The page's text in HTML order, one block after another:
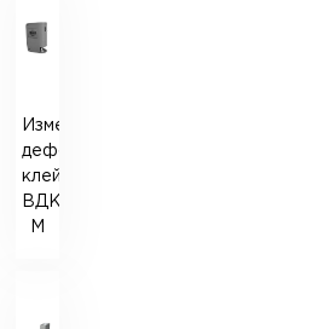
Измеритель
деформации
клейковины
ВДК-
М